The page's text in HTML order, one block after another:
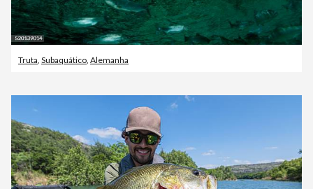
Truta, Subaquático, Alemanha